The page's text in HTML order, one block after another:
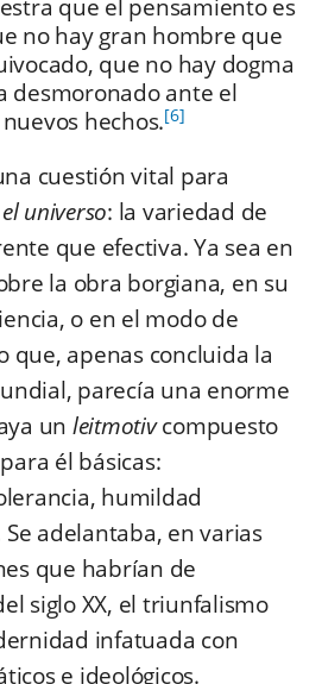
que el pensamiento es
no hay gran hombre que
que no hay dogma
desmoronado ante el
hechos.[6]
cuestión vital para
universo: la variedad de
que efectiva. Ya sea en
la obra borgiana, en su
o en el modo de
que, apenas concluida la
parecía una enorme
un leitmotivcompuesto
él básicas:
humildad
adelantaba, en varias
que habrían de
siglo XX, el triunfalismo
infatuada con
e ideológicos.